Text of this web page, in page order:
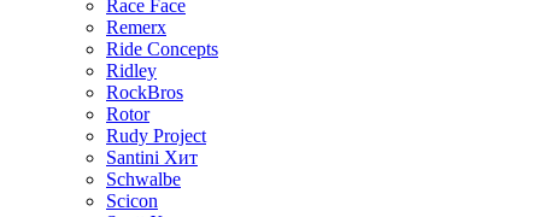
Race Face
Remerx
Ride Concepts
Ridley
RockBros
Rotor
Rudy Project
Santini Хит
Schwalbe
Scicon